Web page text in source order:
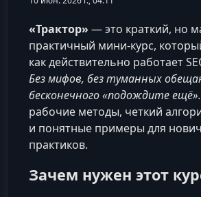
«Трактор» — это краткий, но
практичный мини‑курс,
как действительно работает
Без мифов, без туманных
бесконечного «подождите ещё».
рабочие методы, четкий
и понятные примеры для
практиков.
Зачем нужен этот